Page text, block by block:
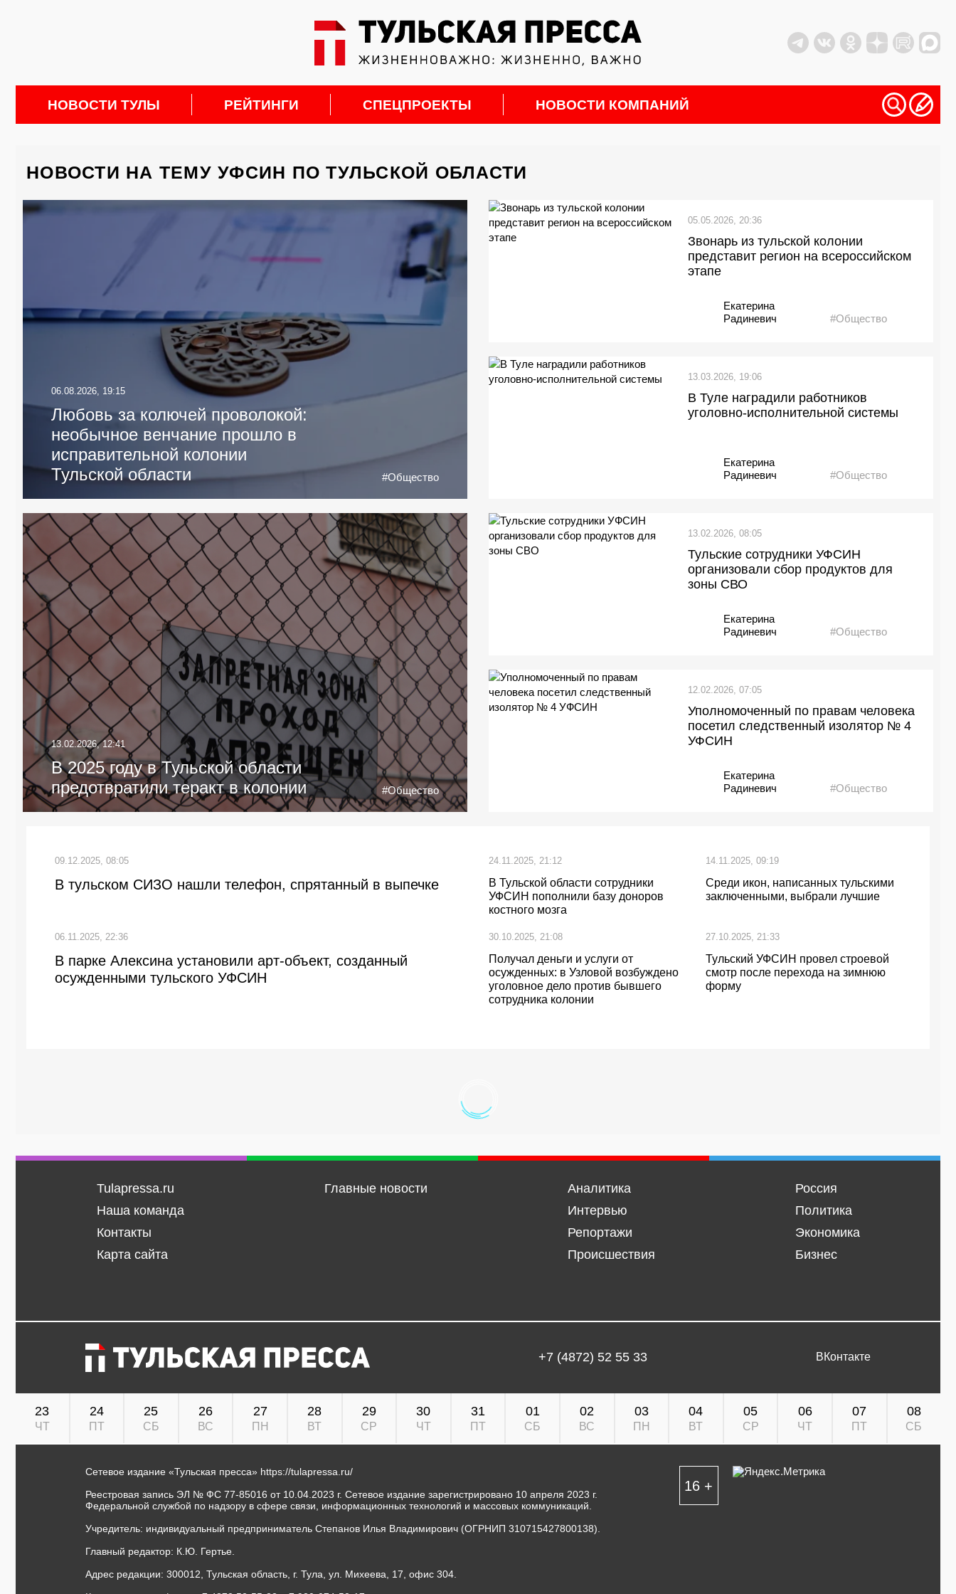
НОВОСТИ ТУЛЫ РЕЙТИНГИ СПЕЦПРОЕКТЫ НОВОСТИ КОМПАНИЙ
НОВОСТИ НА ТЕМУ УФСИН ПО ТУЛЬСКОЙ ОБЛАСТИ
06.08.2026, 19:15
Любовь за колючей проволокой:
необычное венчание прошло в
исправительной колонии
Тульской области
#Общество
05.05.2026, 20:36
Звонарь из тульской колонии
представит регион на всероссийском
этапе
Екатерина
Радиневич
#Общество
13.03.2026, 19:06
В Туле наградили работников
уголовно-исполнительной системы
Екатерина
Радиневич
#Общество
13.02.2026, 12:41
В 2025 году в Тульской области
предотвратили теракт в колонии
#Общество
13.02.2026, 08:05
Тульские сотрудники УФСИН
организовали сбор продуктов для
зоны СВО
Екатерина
Радиневич
#Общество
12.02.2026, 07:05
Уполномоченный по правам человека
посетил следственный изолятор № 4
УФСИН
Екатерина
Радиневич
#Общество
09.12.2025, 08:05
В тульском СИЗО нашли телефон, спрятанный в выпечке
24.11.2025, 21:12
В Тульской области сотрудники
УФСИН пополнили базу доноров
костного мозга
14.11.2025, 09:19
Среди икон, написанных тульскими
заключенными, выбрали лучшие
06.11.2025, 22:36
В парке Алексина установили арт-объект, созданный
осужденными тульского УФСИН
30.10.2025, 21:08
Получал деньги и услуги от
осужденных: в Узловой возбуждено
уголовное дело против бывшего
сотрудника колонии
27.10.2025, 21:33
Тульский УФСИН провел строевой
смотр после перехода на зимнюю
форму
Tulapressa.ru
Наша команда
Контакты
Карта сайта
Главные новости
Аналитика
Интервью
Репортажи
Происшествия
Россия
Политика
Экономика
Бизнес
+7 (4872) 52 55 33 ВКонтакте
23
ЧТ
24
ПТ
25
СБ
26
ВС
27
ПН
28
ВТ
29
СР
30
ЧТ
31
ПТ
01
СБ
02
ВС
03
ПН
04
ВТ
05
СР
06
ЧТ
07
ПТ
08
СБ
Сетевое издание «Тульская пресса» https://tulapressa.ru/
Реестровая запись ЭЛ № ФС 77-85016 от 10.04.2023 г. Сетевое издание зарегистрировано 10 апреля 2023 г.
Федеральной службой по надзору в сфере связи, информационных технологий и массовых коммуникаций.
Учредитель: индивидуальный предприниматель Степанов Илья Владимирович (ОГРНИП 310715427800138).
Главный редактор: К.Ю. Гертье.
Адрес редакции: 300012, Тульская область, г. Тула, ул. Михеева, 17, офис 304.
16 +